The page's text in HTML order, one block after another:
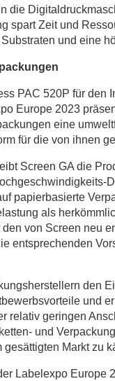
die
spart Zeit und
und eine
PAC 520P für den
Europe 2023
eine
für die von ihnen
Screen GA die
papierbasierte
als
von Screen neu
entsprechenden
den
und
relativ geringen
und
Markt zu
Labelexpo Europe